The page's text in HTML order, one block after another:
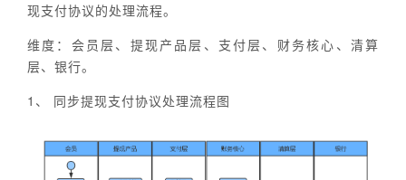
现支付协议的处理流程。
维度：会员层、提现产品层、支付层、财务核心、清算
层、银行。
1、 同步提现支付协议处理流程图